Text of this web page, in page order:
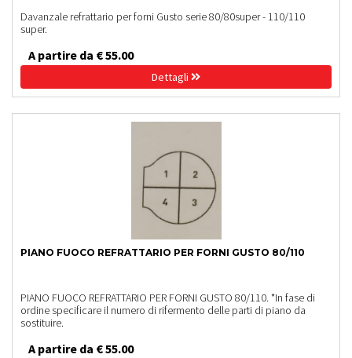
Davanzale refrattario per forni Gusto serie 80/80super - 110/110
super.
A partire da € 55.00
Dettagli
PIANO FUOCO REFRATTARIO PER FORNI GUSTO 80/110
PIANO FUOCO REFRATTARIO PER FORNI GUSTO 80/110. *In fase di
ordine specificare il numero di rifermento delle parti di piano da
sostituire.
A partire da € 55.00